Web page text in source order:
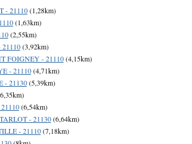
- 21110(1,28km)
(1,63km)
(2,55km)
(3,92km)
FOIGNEY - 21110(4,15km)
- 21110(4,71km)
- 21130(5,39km)
(6,54km)
- 21130(6,64km)
- 21110(7,18km)